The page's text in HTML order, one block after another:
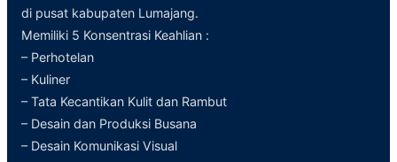
di pusat kabupaten Lumajang.
Memiliki 5 Konsentrasi Keahlian :
– Perhotelan
– Kuliner
– Tata Kecantikan Kulit dan Rambut
– Desain dan Produksi Busana
– Desain Komunikasi Visual